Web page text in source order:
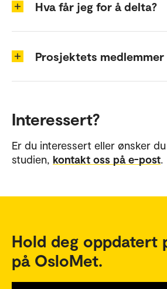
Hva får jeg for å delta?
Prosjektets medlemmer
Interessert?
Er du interessert eller ønsker
studien, kontakt oss på e-post.
Hold deg oppdatert
på OsloMet.